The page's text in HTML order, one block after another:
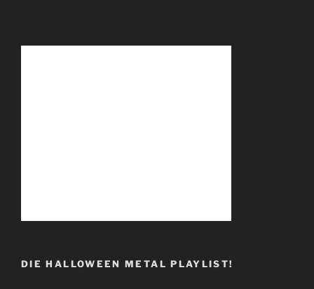
DIE HALLOWEEN METAL PLAYLIST!